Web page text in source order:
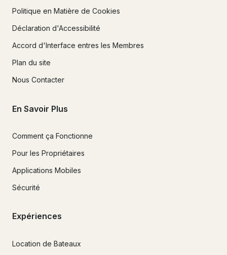
Politique en Matière de Cookies
Déclaration d'Accessibilité
Accord d'Interface entres les Membres
Plan du site
Nous Contacter
En Savoir Plus
Comment ça Fonctionne
Pour les Propriétaires
Applications Mobiles
Sécurité
Expériences
Location de Bateaux